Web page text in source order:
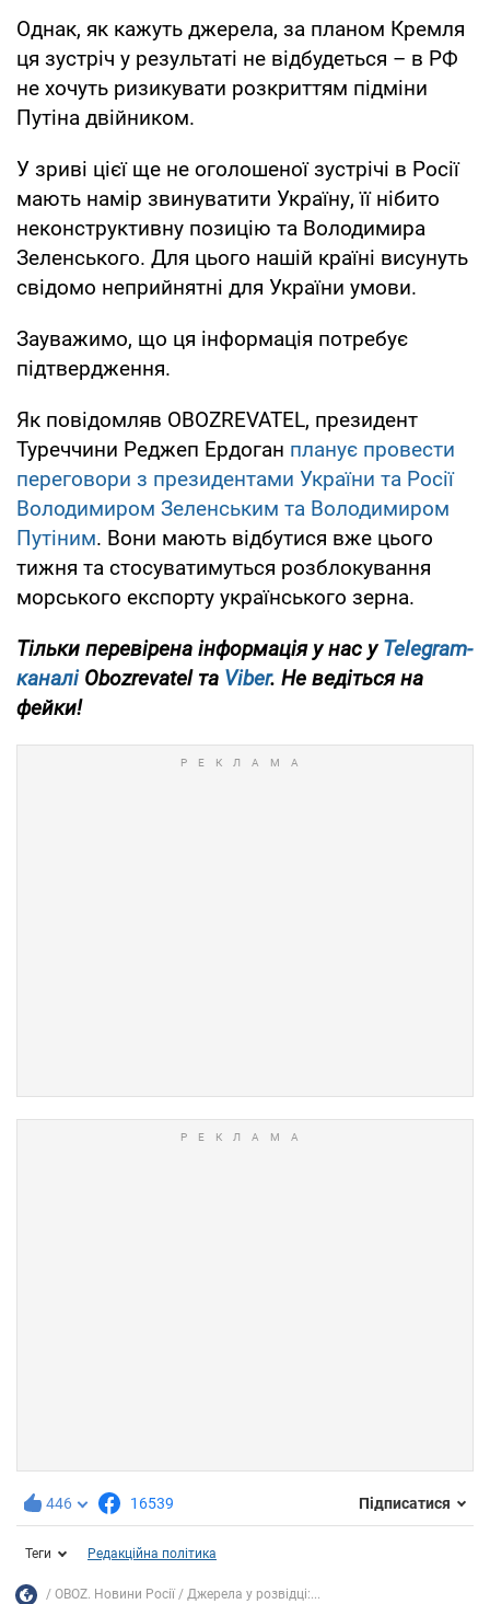
Однак, як кажуть джерела, за планом Кремля
ця зустріч у результаті не відбудеться – в РФ
не хочуть ризикувати розкриттям підміни
Путіна двійником.
У зриві цієї ще не оголошеної зустрічі в Росії
мають намір звинуватити Україну, її нібито
неконструктивну позицію та Володимира
Зеленського. Для цього нашій країні висунуть
свідомо неприйнятні для України умови.
Зауважимо, що ця інформація потребує
підтвердження.
Як повідомляв OBOZREVATEL, президент
Туреччини Реджеп Ердоган планує провести
переговори з президентами України та Росії
Володимиром Зеленським та Володимиром
Путіним. Вони мають відбутися вже цього
тижня та стосуватимуться розблокування
морського експорту українського зерна.
Тільки перевірена інформація у нас уTelegram-
каналіObozrevatel та Viber. Не ведіться на
фейки!
446 16539 Підписатися
Теги Редакційна політика
OBOZ. Новини Росії Джерела у розвідці:...